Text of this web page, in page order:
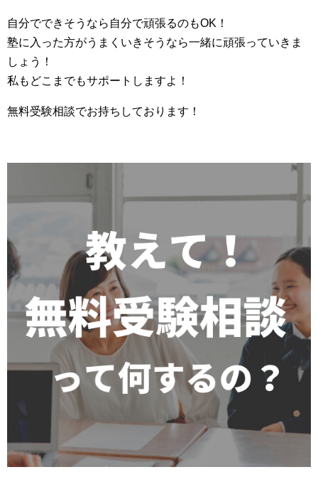
自分でできそうなら自分で頑張るのもOK！
塾に入った方がうまくいきそうなら一緒に頑張っていきま
しょう！
私もどこまでもサポートしますよ！
無料受験相談でお持ちしております！